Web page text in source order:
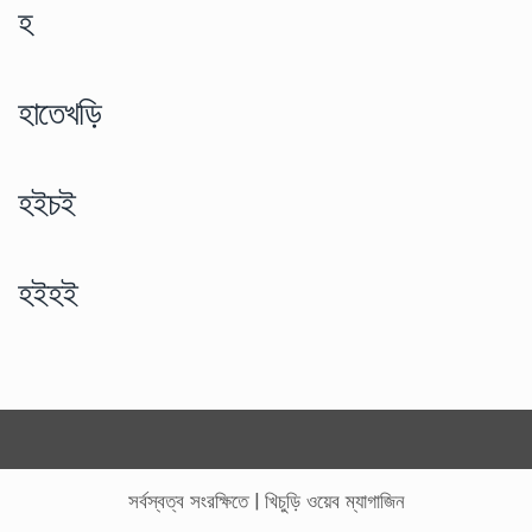
হ
হাতেখড়ি
হইচই
হইহই
সর্বস্বত্ব সংরক্ষিতে | খিচুড়ি ওয়েব ম্যাগাজিন